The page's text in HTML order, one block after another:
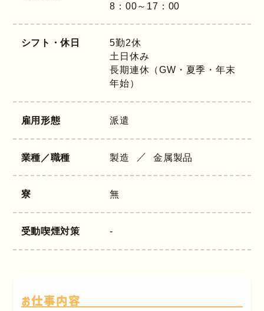
8：00～17：00
シフト・休日
5勤2休
土日休み
長期連休（GW・夏季・年末
年始）
雇用形態 派遣
業種／職種 製造 金属製品
寮 無
受動喫煙対策 -
お仕事内容